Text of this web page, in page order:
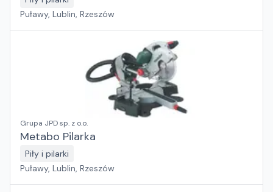
Puławy, Lublin, Rzeszów
Grupa JPD sp. z o.o.
Metabo Pilarka
Piły i pilarki
Puławy, Lublin, Rzeszów